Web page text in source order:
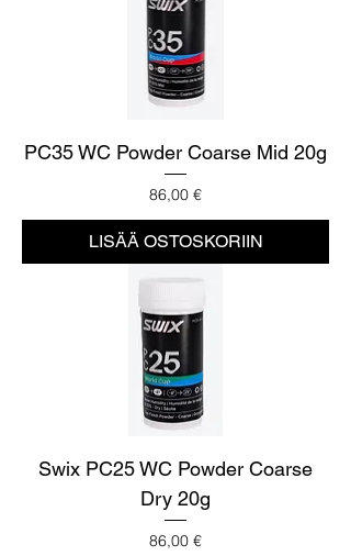
PC35 WC Powder Coarse Mid 20g
Hinta
86,00 €
LISÄÄ OSTOSKORIIN
Swix PC25 WC Powder Coarse
Dry 20g
Hinta
86,00 €